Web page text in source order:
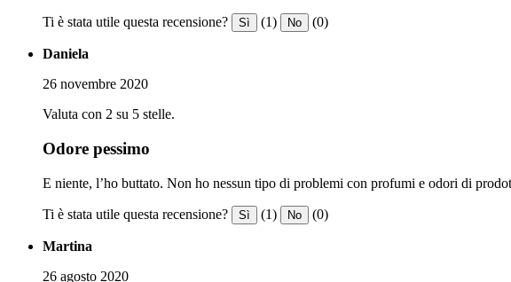
Ti è stata utile questa recensione? Sì (1) No (0)
Daniela
26 novembre 2020
Valuta con 2 su 5 stelle.
Odore pessimo
E niente, l’ho buttato. Non ho nessun tipo di problemi con profumi e odori di
Ti è stata utile questa recensione? Sì (1) No (0)
Martina
26 agosto 2020